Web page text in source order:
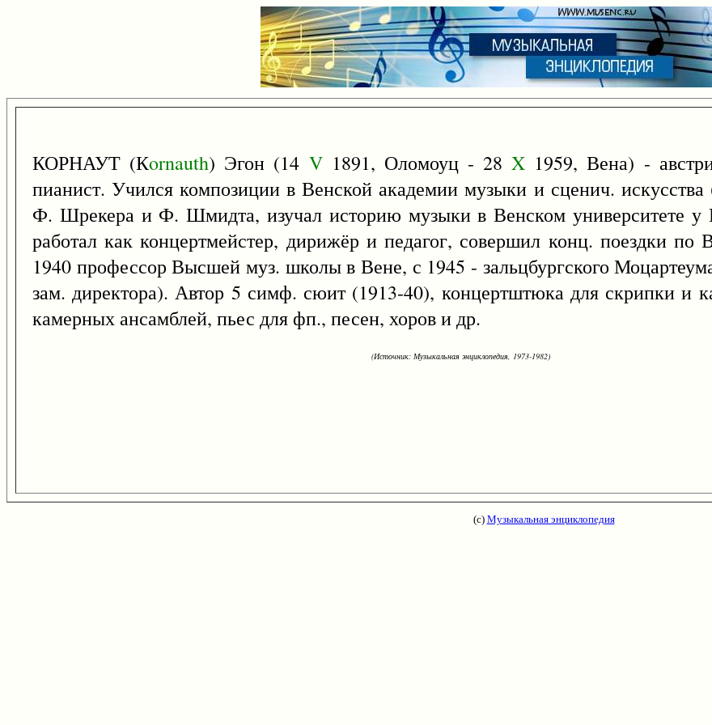
КОРНАУТ (Кornauth) Эгон (14 V1891, Оломоуц - 28X 1959, Вена) -
пианист. Учился композиции в Венской академии музыки и сценич.
Ф. Шрекера и Ф. Шмидта, изучал историю музыки в Венском университете у
работал как концертмейстер, дирижёр и педагог, совершил конц. поездки
1940 профессор Высшей муз. школы в Вене, с 1945 - зальцбургского
зам. директора). Автор 5 симф. сюит (1913-40), концертштюка для скрипки и
камерных ансамблей, пьес для фп., песен, хоров и др.
(Источник: Музыкальная энциклопедия, 1973-1982)
(с) Музыкальная энциклопедия